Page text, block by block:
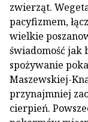
zwierząt.
pacyfizmem,
wielkie
świadomość jak
spożywanie
Maszewskiej-
przynajmniej
cierpień.